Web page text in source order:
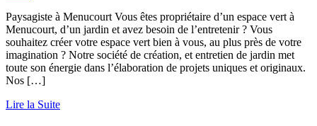
Paysagiste à Menucourt Vous êtes propriétaire d’un espace vert à
Menucourt, d’un jardin et avez besoin de l’entretenir ? Vous
souhaitez créer votre espace vert bien à vous, au plus près de votre
imagination ? Notre société de création, et entretien de jardin met
toute son énergie dans l’élaboration de projets uniques et originaux.
Nos […]
Lire la Suite